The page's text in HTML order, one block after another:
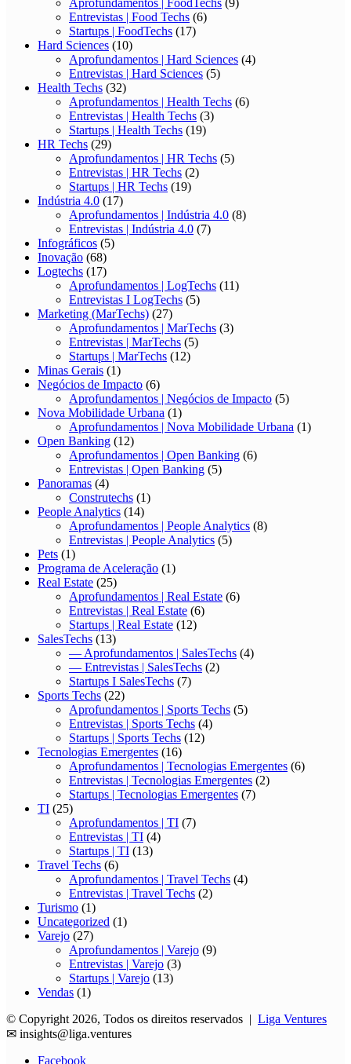
Entrevistas | Food Techs (6)
Startups | FoodTechs (17)
Hard Sciences (10)
Aprofundamentos | Hard Sciences (4)
Entrevistas | Hard Sciences (5)
Health Techs (32)
Aprofundamentos | Health Techs (6)
Entrevistas | Health Techs (3)
Startups | Health Techs (19)
HR Techs (29)
Aprofundamentos | HR Techs (5)
Entrevistas | HR Techs (2)
Startups | HR Techs (19)
Indústria 4.0 (17)
Aprofundamentos | Indústria 4.0 (8)
Entrevistas | Indústria 4.0 (7)
Infográficos (5)
Inovação (68)
Logtechs (17)
Aprofundamentos | LogTechs (11)
Entrevistas I LogTechs (5)
Marketing (MarTechs) (27)
Aprofundamentos | MarTechs (3)
Entrevistas | MarTechs (5)
Startups | MarTechs (12)
Minas Gerais (1)
Negócios de Impacto (6)
Aprofundamentos | Negócios de Impacto (5)
Nova Mobilidade Urbana (1)
Aprofundamentos | Nova Mobilidade Urbana (1)
Open Banking (12)
Aprofundamentos | Open Banking (6)
Entrevistas | Open Banking (5)
Panoramas (4)
Construtechs (1)
People Analytics (14)
Aprofundamentos | People Analytics (8)
Entrevistas | People Analytics (5)
Pets (1)
Programa de Aceleração (1)
Real Estate (25)
Aprofundamentos | Real Estate (6)
Entrevistas | Real Estate (6)
Startups | Real Estate (12)
SalesTechs (13)
— Aprofundamentos | SalesTechs (4)
— Entrevistas | SalesTechs (2)
Startups I SalesTechs (7)
Sports Techs (22)
Aprofundamentos | Sports Techs (5)
Entrevistas | Sports Techs (4)
Startups | Sports Techs (12)
Tecnologias Emergentes (16)
Aprofundamentos | Tecnologias Emergentes (6)
Entrevistas | Tecnologias Emergentes (2)
Startups | Tecnologias Emergentes (7)
TI (25)
Aprofundamentos | TI (7)
Entrevistas | TI (4)
Startups | TI (13)
Travel Techs (6)
Aprofundamentos | Travel Techs (4)
Entrevistas | Travel Techs (2)
Turismo (1)
Uncategorized (1)
Varejo (27)
Aprofundamentos | Varejo (9)
Entrevistas | Varejo (3)
Startups | Varejo (13)
Vendas (1)
© Copyright 2026, Todos os direitos reservados | Liga Ventures
✉ insights@liga.ventures
Facebook